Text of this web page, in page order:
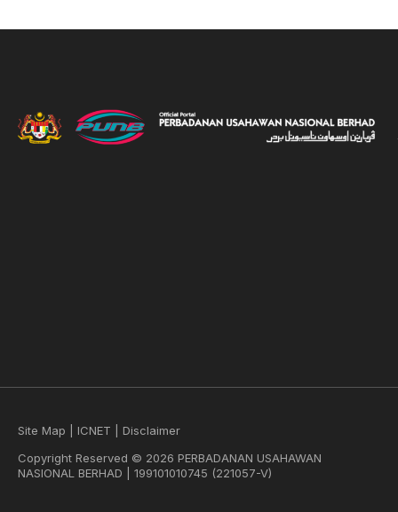
Site Map ICNET
Disclaimer
Copyright Reserved © 2026 PERBADANAN USAHAWAN
NASIONAL BERHAD | 199101010745 (221057-V)